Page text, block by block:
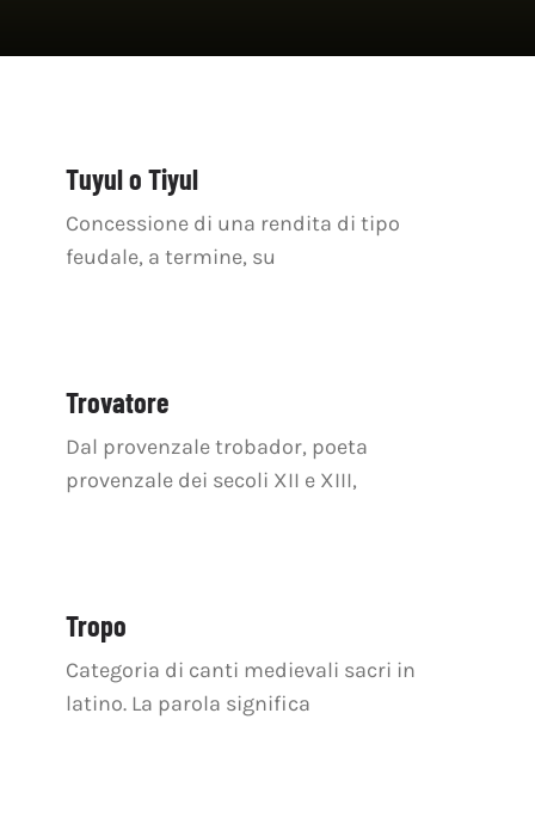
CONTATTI
Tuyul o Tiyul
Concessione di una rendita di tipo
feudale, a termine, su
Trovatore
Dal provenzale trobador, poeta
provenzale dei secoli XII e XIII,
Tropo
Categoria di canti medievali sacri in
latino. La parola significa